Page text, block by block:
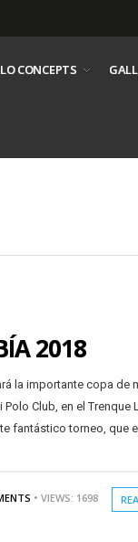
CONCEPTS
2018
la importante copa de
Club, en el Trenque
fantástico torneo, que
• VIEWS: 1698